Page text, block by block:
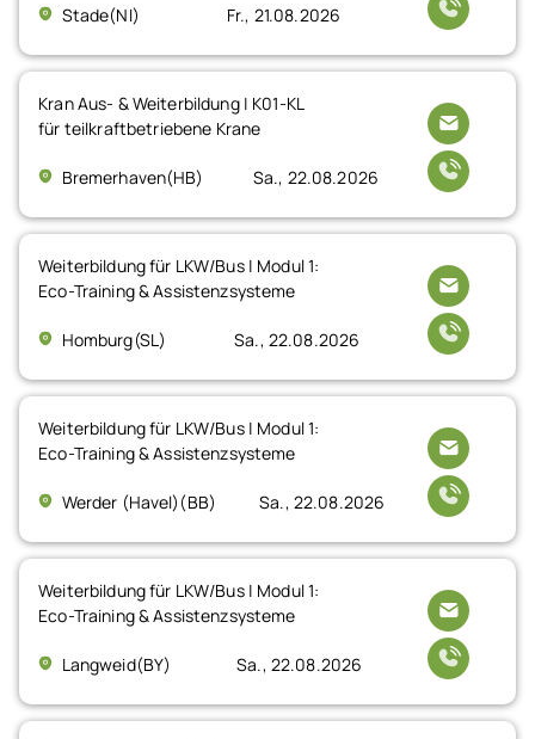
Stade(NI) Fr., 21.08.2026
Kran Aus- & Weiterbildung | K01-KL
für teilkraftbetriebene Krane
Bremerhaven(HB) Sa., 22.08.2026
Weiterbildung für LKW/Bus | Modul 1:
Eco-Training & Assistenzsysteme
Homburg(SL) Sa., 22.08.2026
Weiterbildung für LKW/Bus | Modul 1:
Eco-Training & Assistenzsysteme
Werder (Havel)(BB) Sa., 22.08.2026
Weiterbildung für LKW/Bus | Modul 1:
Eco-Training & Assistenzsysteme
Langweid(BY) Sa., 22.08.2026